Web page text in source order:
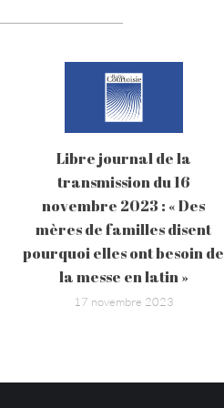
Libre journal de la
transmission du 16
novembre 2023 : « Des
mères de familles disent
pourquoi elles ont besoin de
la messe en latin »
17 novembre 2023